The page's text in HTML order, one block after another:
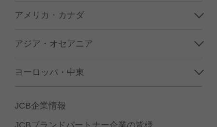
アメリカ・カナダ
ハワイ
カナダ
アジア・オセアニア
韓国
香港／マカオ
ヨーロッパ・中東
JCB企業情報